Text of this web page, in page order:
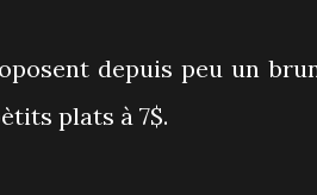
depuis peu un
plats à 7$.